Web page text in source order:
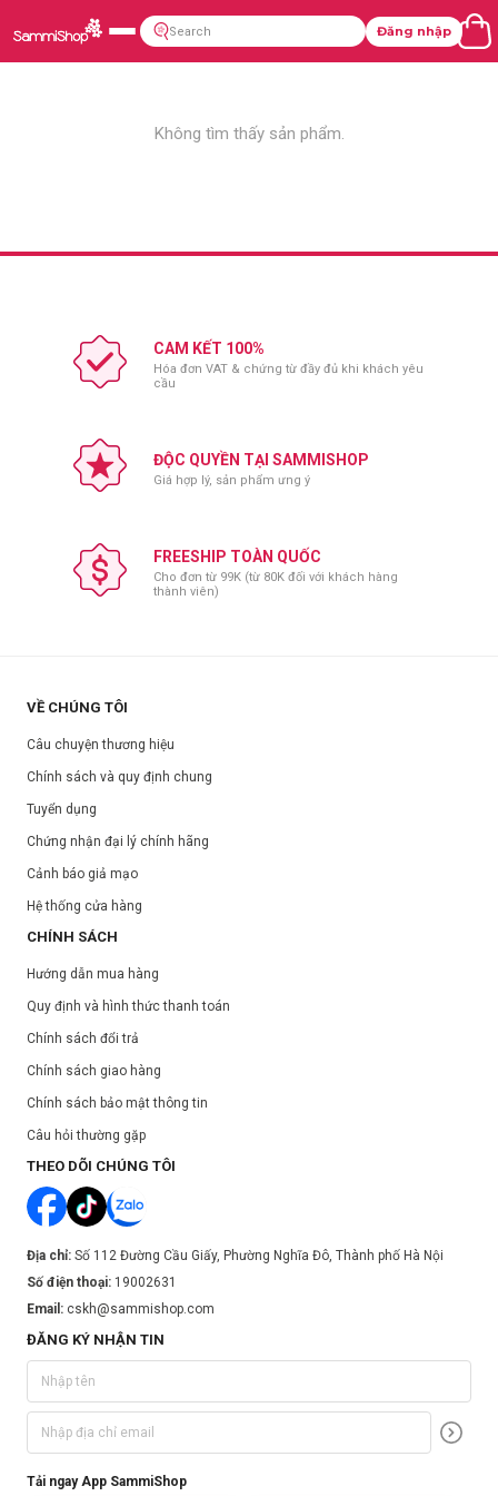
Đăng nhập
Không tìm thấy sản phẩm.
CAM KẾT 100%
Hóa đơn VAT & chứng từ đầy đủ khi khách yêu
cầu
ĐỘC QUYỀN TẠI SAMMISHOP
Giá hợp lý, sản phẩm ưng ý
FREESHIP TOÀN QUỐC
Cho đơn từ 99K (từ 80K đối với khách hàng
thành viên)
VỀ CHÚNG TÔI
Câu chuyện thương hiệu
Chính sách và quy định chung
Tuyển dụng
Chứng nhận đại lý chính hãng
Cảnh báo giả mạo
Hệ thống cửa hàng
CHÍNH SÁCH
Hướng dẫn mua hàng
Quy định và hình thức thanh toán
Chính sách đổi trả
Chính sách giao hàng
Chính sách bảo mật thông tin
Câu hỏi thường gặp
THEO DÕI CHÚNG TÔI
Địa chỉ: Số 112 Đường Cầu Giấy, Phường Nghĩa Đô, Thành phố Hà Nội
Số điện thoại: 19002631
Email: cskh@sammishop.com
ĐĂNG KÝ NHẬN TIN
Tải ngay App SammiShop